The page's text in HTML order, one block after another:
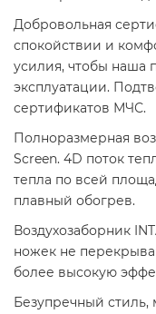
Добровольная
спокойствии и
усилия, чтобы наша
эксплуатации.
сертификатов МЧС.
Полноразмерная
Screen. 4D поток
тепла по всей
плавный обогрев.
Воздухозаборник
ножек не
более высокую
Безупречный